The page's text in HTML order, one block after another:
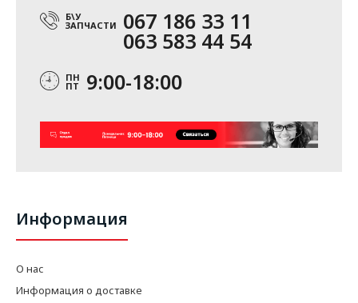
Б\У
ЗАПЧАСТИ 067 186 33 11
063 583 44 54
ПН
ПТ 9:00-18:00
Информация
О нас
Информация о доставке